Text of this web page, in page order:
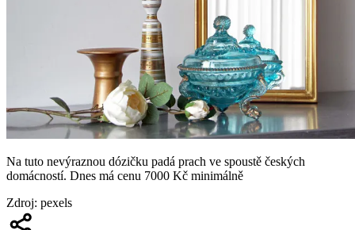
Na tuto nevýraznou dózičku padá prach ve spoustě českých
domácností. Dnes má cenu 7000 Kč minimálně
Zdroj: pexels